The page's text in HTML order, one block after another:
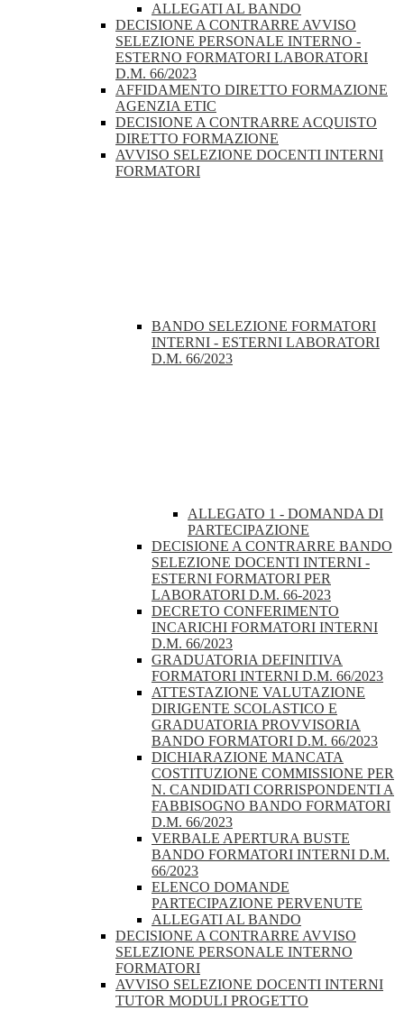
ALLEGATI AL BANDO
DECISIONE A CONTRARRE AVVISO
SELEZIONE PERSONALE INTERNO -
ESTERNO FORMATORI LABORATORI
D.M. 66/2023
AFFIDAMENTO DIRETTO FORMAZIONE
AGENZIA ETIC
DECISIONE A CONTRARRE ACQUISTO
DIRETTO FORMAZIONE
AVVISO SELEZIONE DOCENTI INTERNI
FORMATORI
BANDO SELEZIONE FORMATORI
INTERNI - ESTERNI LABORATORI
D.M. 66/2023
ALLEGATO 1 - DOMANDA DI
PARTECIPAZIONE
DECISIONE A CONTRARRE BANDO
SELEZIONE DOCENTI INTERNI -
ESTERNI FORMATORI PER
LABORATORI D.M. 66-2023
DECRETO CONFERIMENTO
INCARICHI FORMATORI INTERNI
D.M. 66/2023
GRADUATORIA DEFINITIVA
FORMATORI INTERNI D.M. 66/2023
ATTESTAZIONE VALUTAZIONE
DIRIGENTE SCOLASTICO E
GRADUATORIA PROVVISORIA
BANDO FORMATORI D.M. 66/2023
DICHIARAZIONE MANCATA
COSTITUZIONE COMMISSIONE PER
N. CANDIDATI CORRISPONDENTI A
FABBISOGNO BANDO FORMATORI
D.M. 66/2023
VERBALE APERTURA BUSTE
BANDO FORMATORI INTERNI D.M.
66/2023
ELENCO DOMANDE
PARTECIPAZIONE PERVENUTE
ALLEGATI AL BANDO
DECISIONE A CONTRARRE AVVISO
SELEZIONE PERSONALE INTERNO
FORMATORI
AVVISO SELEZIONE DOCENTI INTERNI
TUTOR MODULI PROGETTO